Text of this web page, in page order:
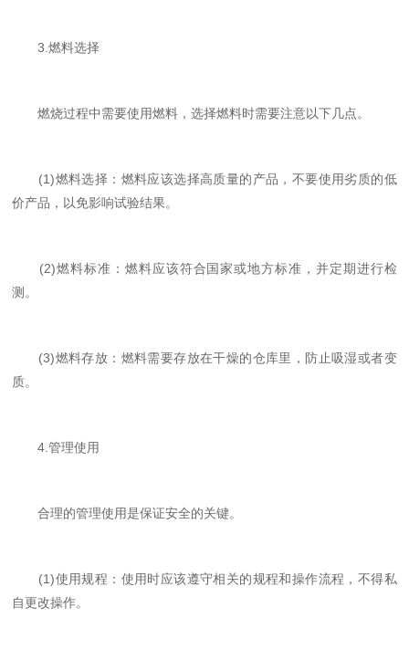
3.燃料选择
燃烧过程中需要使用燃料，选择燃料时需要注意以下几点。
(1)燃料选择：燃料应该选择高质量的产品，不要使用劣质的低
价产品，以免影响试验结果。
(2)燃料标准：燃料应该符合国家或地方标准，并定期进行检
测。
(3)燃料存放：燃料需要存放在干燥的仓库里，防止吸湿或者变
质。
4.管理使用
合理的管理使用是保证安全的关键。
(1)使用规程：使用时应该遵守相关的规程和操作流程，不得私
自更改操作。